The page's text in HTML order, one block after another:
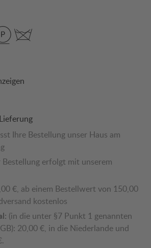
Ihre Bestellung unser Haus am
Bestellung erfolgt mit unserem
€, ab einem Bestellwert von 150,00
kostenlos
(in die unter §7 Punkt 1 genannten
20,00 €, in die Niederlande und